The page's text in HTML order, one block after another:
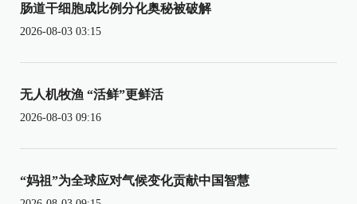
肠道干细胞成比例分化奥秘被破解
2026-08-03 03:15
无人机牧渔 “活鲜”更鲜活
2026-08-03 09:16
“妈祖”为全球应对气候变化贡献中国智慧